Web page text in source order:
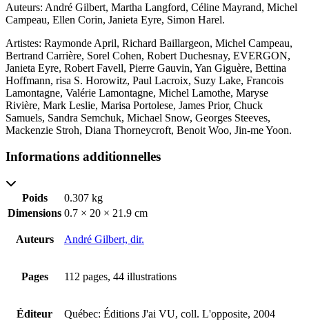
Auteurs: André Gilbert, Martha Langford, Céline Mayrand, Michel
Campeau, Ellen Corin, Janieta Eyre, Simon Harel.
Artistes: Raymonde April, Richard Baillargeon, Michel Campeau,
Bertrand Carrière, Sorel Cohen, Robert Duchesnay, EVERGON,
Janieta Eyre, Robert Favell, Pierre Gauvin, Yan Giguère, Bettina
Hoffmann, risa S. Horowitz, Paul Lacroix, Suzy Lake, Francois
Lamontagne, Valérie Lamontagne, Michel Lamothe, Maryse
Rivière, Mark Leslie, Marisa Portolese, James Prior, Chuck
Samuels, Sandra Semchuk, Michael Snow, Georges Steeves,
Mackenzie Stroh, Diana Thorneycroft, Benoit Woo, Jin-me Yoon.
Informations additionnelles
Poids
0.307 kg
Dimensions 0.7 × 20 × 21.9 cm
Auteurs André Gilbert, dir.
Pages 112 pages, 44 illustrations
Éditeur Québec: Éditions J'ai VU, coll. L'opposite, 2004